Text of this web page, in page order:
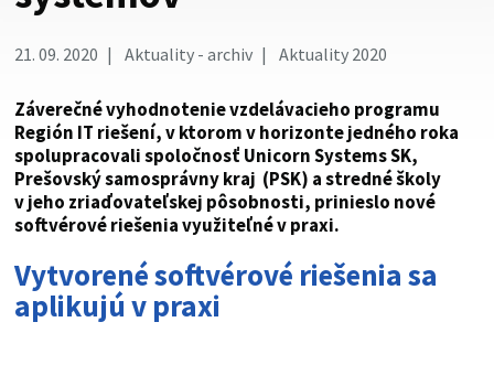
21. 09. 2020 Aktuality - archiv Aktuality 2020
Záverečné vyhodnotenie vzdelávacieho programu
Región IT riešení, v ktorom v horizonte jedného roka
spolupracovali spoločnosť Unicorn Systems SK,
Prešovský samosprávny kraj (PSK) a stredné školy
v jeho zriaďovateľskej pôsobnosti, prinieslo nové
softvérové riešenia využiteľné v praxi.
Vytvorené softvérové riešenia sa
aplikujú v praxi